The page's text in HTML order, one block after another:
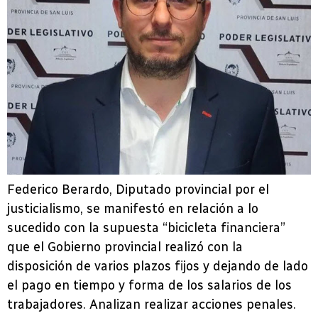
Federico Berardo, Diputado provincial por el
justicialismo, se manifestó en relación a lo
sucedido con la supuesta “bicicleta financiera”
que el Gobierno provincial realizó con la
disposición de varios plazos fijos y dejando de lado
el pago en tiempo y forma de los salarios de los
trabajadores. Analizan realizar acciones penales.